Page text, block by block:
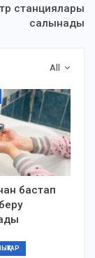
станциялары
салынады
All
бастап